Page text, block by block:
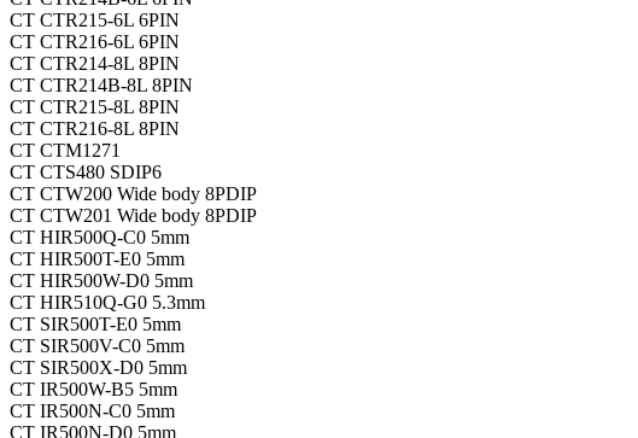
CT CTR215-6L 6PIN
CT CTR216-6L 6PIN
CT CTR214-8L 8PIN
CT CTR214B-8L 8PIN
CT CTR215-8L 8PIN
CT CTR216-8L 8PIN
CT CTM1271
CT CTS480 SDIP6
CT CTW200 Wide body 8PDIP
CT CTW201 Wide body 8PDIP
CT HIR500Q-C0 5mm
CT HIR500T-E0 5mm
CT HIR500W-D0 5mm
CT HIR510Q-G0 5.3mm
CT SIR500T-E0 5mm
CT SIR500V-C0 5mm
CT SIR500X-D0 5mm
CT IR500W-B5 5mm
CT IR500N-C0 5mm
CT IR500N-D0 5mm